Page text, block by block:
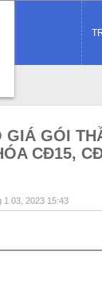
GÓI
CĐ15,
1 03, 2023 15:43